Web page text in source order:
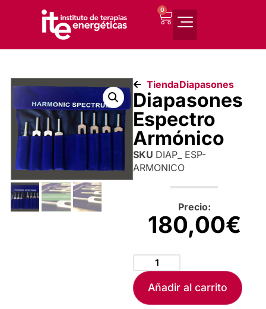
0
TiendaDiapasones
Diapasones
Espectro
Armónico
SKU DIAP_ ESP-
ARMONICO
Precio:
180,00€
Añadir al carrito